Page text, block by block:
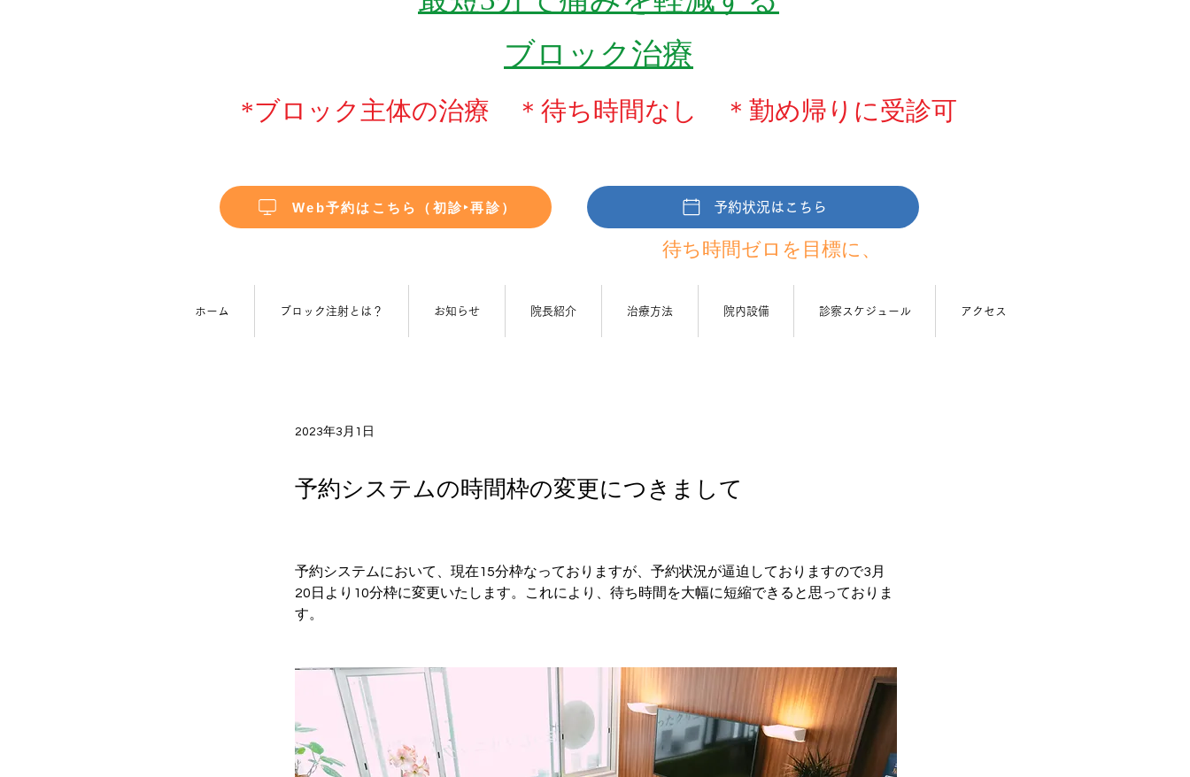
ブロック治療
*ブロック主体の治療 ＊待ち時間なし ＊勤め帰りに受診可
Web予約はこちら（初診‣再診） 予約状況はこちら
待ち時間ゼロ を目標に、
ホーム ブロック注射とは？ お知らせ 院長紹介 治療方法 院内設備 診察スケジュール アクセス
2023年3月1日
予約システムの時間枠の変更につきまして
予約システムにおいて、現在15分枠なっておりますが、予約状況が逼迫しておりますので3月
20日より10分枠に変更いたします。これにより、待ち時間を大幅に短縮できると思っておりま
す。